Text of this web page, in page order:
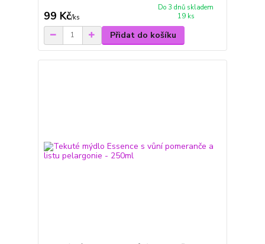
99 Kč/ks
Do 3 dnů skladem
19 ks
Přidat do košíku